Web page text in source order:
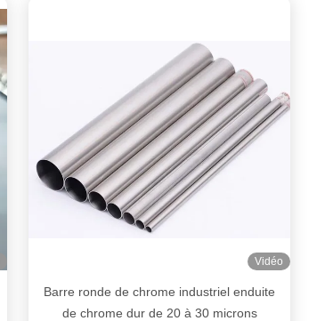
Vidéo
Barre ronde de chrome industriel enduite
de chrome dur de 20 à 30 microns